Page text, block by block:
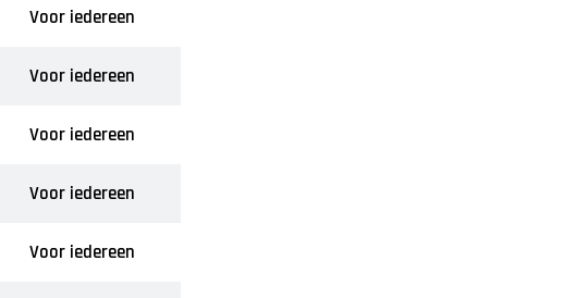
Voor iedereen
Voor iedereen
Voor iedereen
Voor iedereen
Voor iedereen